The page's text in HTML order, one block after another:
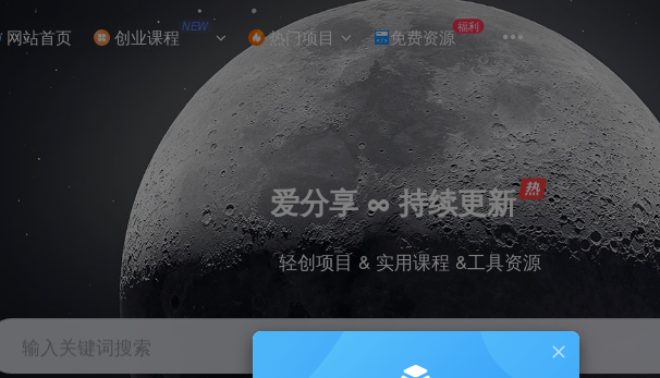
网站首页 创业课程 NEW 热门项目 免费资源福利
爱分享 ∞ 持续更新
轻创项目 & 实用课程 &工具资源
输入关键词搜索